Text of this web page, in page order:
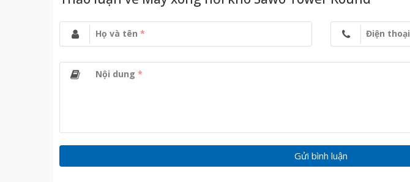
Họ và tên * Điện thoại
Nội dung *